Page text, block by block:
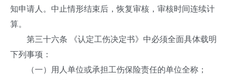
知申请人。中止情形结束后，恢复审核，审核时间连续计
算。
第三十六条 《认定工伤决定书》中必须全面具体载明
下列事项：
（一）用人单位或承担工伤保险责任的单位全称；